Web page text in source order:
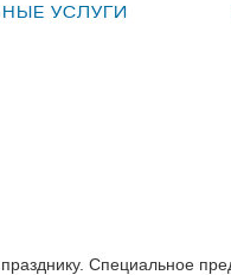
УСЛУГИ
Специальное